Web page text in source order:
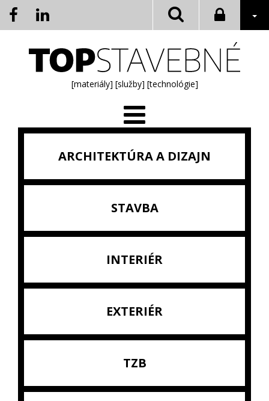
[materiály] [služby] [technológie]
ARCHITEKTÚRA A DIZAJN
STAVBA
INTERIÉR
EXTERIÉR
TZB